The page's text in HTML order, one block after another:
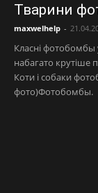
Тварини
maxwelhelp -
Класні фотобомбы
набагато крутіше
Коти і собаки
фото)Фотобомбы.